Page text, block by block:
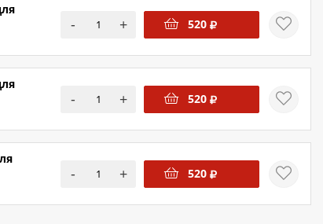
- + 520
- + 520
- + 520